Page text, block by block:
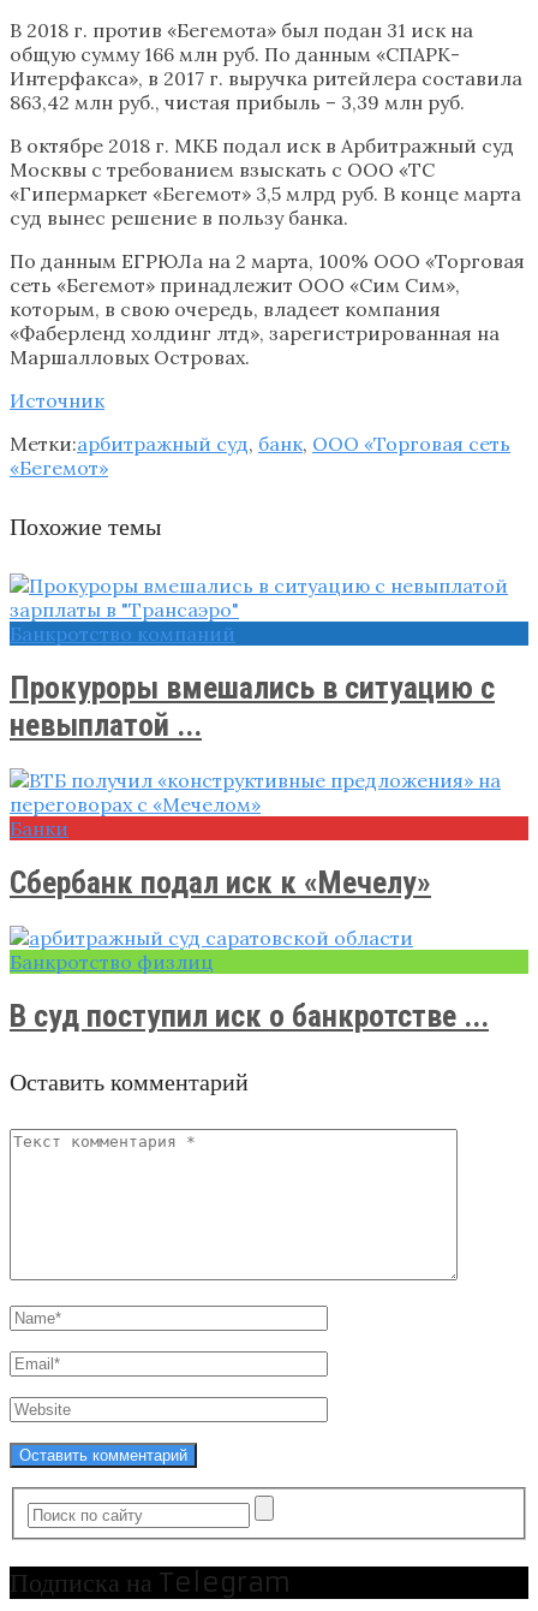
В 2018 г. против «Бегемота» был подан 31 иск на
общую сумму 166 млн руб. По данным «СПАРК-
Интерфакса», в 2017 г. выручка ритейлера составила
863,42 млн руб., чистая прибыль – 3,39 млн руб.
В октябре 2018 г. МКБ подал иск в Арбитражный суд
Москвы с требованием взыскать с ООО «ТС
«Гипермаркет «Бегемот» 3,5 млрд руб. В конце марта
суд вынес решение в пользу банка.
По данным ЕГРЮЛа на 2 марта, 100% ООО «Торговая
сеть «Бегемот» принадлежит ООО «Сим Сим»,
которым, в свою очередь, владеет компания
«Фаберленд холдинг лтд», зарегистрированная на
Маршалловых Островах.
Источник
Метки:арбитражный суд, банк, ООО «Торговая сеть
«Бегемот»
Похожие темы
Банкротство компаний
Прокуроры вмешались в ситуацию с
невыплатой ...
Банки
Сбербанк подал иск к «Мечелу»
Банкротство физлиц
В суд поступил иск о банкротстве ...
Оставить комментарий
Подписка на Telegram